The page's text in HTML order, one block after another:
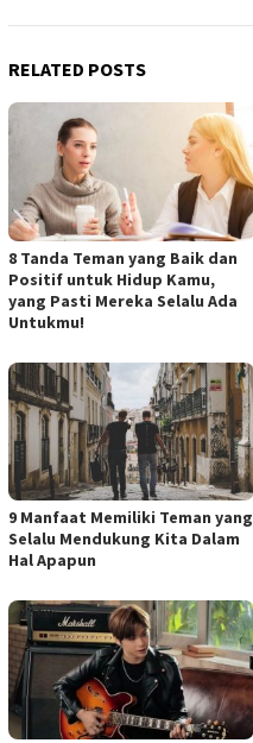
RELATED POSTS
8 Tanda Teman yang Baik dan
Positif untuk Hidup Kamu,
yang Pasti Mereka Selalu Ada
Untukmu!
9 Manfaat Memiliki Teman yang
Selalu Mendukung Kita Dalam
Hal Apapun